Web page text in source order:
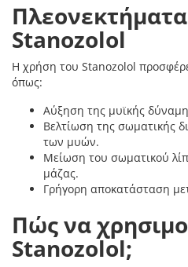
Stanozolol
Η χρήση του Stanozolol
όπως:
Αύξηση της μυϊκής
Βελτίωση της σωματικής
των μυών.
Μείωση του σωματικού
μάζας.
Γρήγορη αποκατάσταση
Πώς να
Stanozolol;